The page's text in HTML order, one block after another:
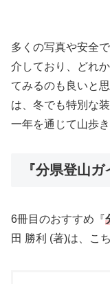
多くの写真や安全
介しており、どれ
てみるのも良いと
は、冬でも特別な
一年を通じて山歩
『分県登山
6冊目のおすすめ『
田 勝利 (著)は、こ